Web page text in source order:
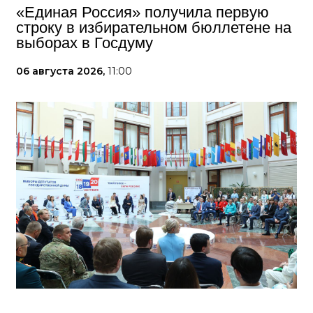
«Единая Россия» получила первую
строку в избирательном бюллетене на
выборах в Госдуму
06 августа 2026, 11:00